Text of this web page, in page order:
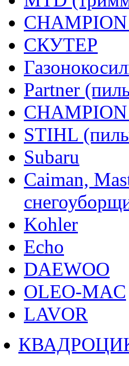
СКУТЕР
Partner
STIHL
Subaru
Caiman,
Kohler
Echo
DAEWOO
OLEO-MAC
LAVOR